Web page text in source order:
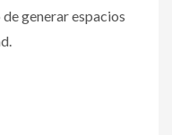
generar espacios